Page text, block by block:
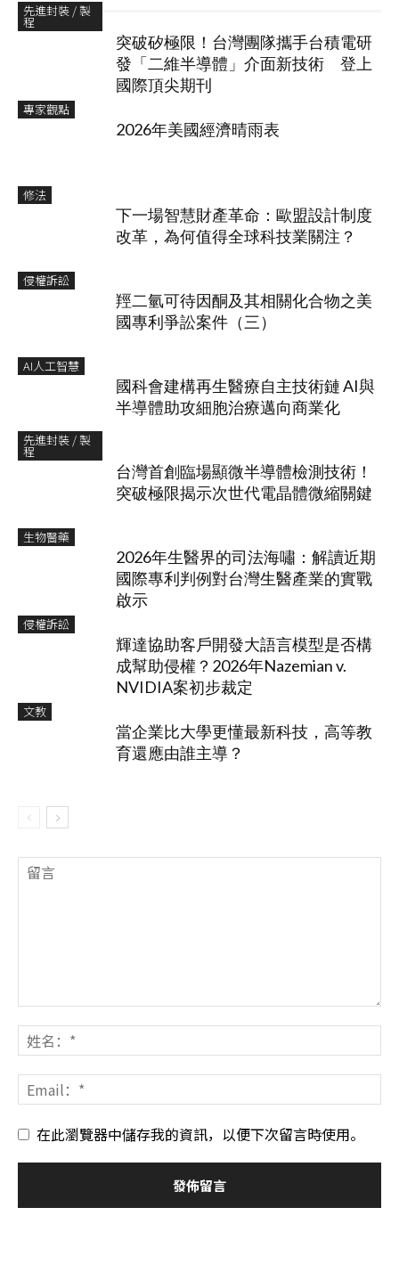
先進封裝 / 製
程
突破矽極限！台灣團隊攜手台積電研
發「二維半導體」介面新技術 登上
國際頂尖期刊
專家觀點
2026年美國經濟晴雨表
修法
下一場智慧財產革命：歐盟設計制度
改革，為何值得全球科技業關注？
侵權訴訟
羥二氫可待因酮及其相關化合物之美
國專利爭訟案件（三）
AI人工智慧
國科會建構再生醫療自主技術鏈 AI與
半導體助攻細胞治療邁向商業化
先進封裝 / 製
程
台灣首創臨場顯微半導體檢測技術！
突破極限揭示次世代電晶體微縮關鍵
生物醫藥
2026年生醫界的司法海嘯：解讀近期
國際專利判例對台灣生醫產業的實戰
啟示
侵權訴訟
輝達協助客戶開發大語言模型是否構
成幫助侵權？2026年Nazemian v.
NVIDIA案初步裁定
文教
當企業比大學更懂最新科技，高等教
育還應由誰主導？
在此瀏覽器中儲存我的資訊，以便下次留言時使用。